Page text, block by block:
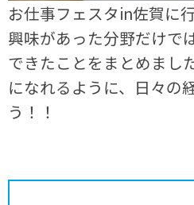
お仕事フェスタin佐賀に
興味があった分野だけで
できたことをまとめまし
になれるように、日々の
う！！